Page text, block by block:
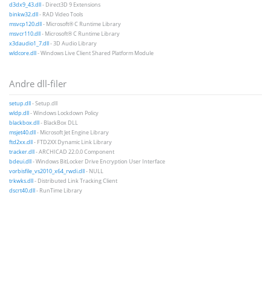
d3dx9_43.dll- Direct3D 9 Extensions
binkw32.dll- RAD Video Tools
msvcp120.dll- Microsoft® C Runtime Library
msvcr110.dll- Microsoft® C Runtime Library
x3daudio1_7.dll- 3D Audio Library
wldcore.dll- Windows Live Client Shared Platform Module
Andre dll-filer
setup.dll- Setup.dll
wldp.dll- Windows Lockdown Policy
blackbox.dll- BlackBox DLL
msjet40.dll- Microsoft Jet Engine Library
ftd2xx.dll- FTD2XX Dynamic Link Library
tracker.dll- ARCHICAD 22.0.0 Component
bdeui.dll- Windows BitLocker Drive Encryption User Interface
vorbisfile_vs2010_x64_rwdi.dll- NULL
trkwks.dll- Distributed Link Tracking Client
dscrt40.dll- RunTime Library